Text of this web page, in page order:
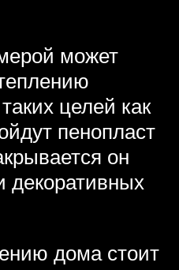
может
целей как
пенопласт
он
декоративных
дома стоит